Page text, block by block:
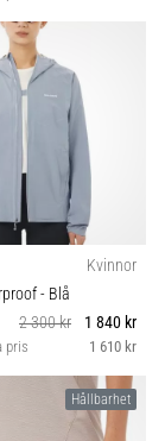
Kvinnor
- Blå
2 300 kr
1 840 kr
pris 1 610 kr
Hållbarhet